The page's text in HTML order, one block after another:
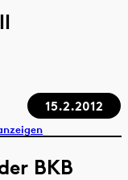
15.2.2012
BKB